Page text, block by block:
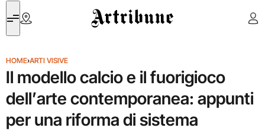
Artribune
HOME›ARTI VISIVE
Il modello calcio e il fuorigioco
dell’arte contemporanea: appunti
per una riforma di sistema